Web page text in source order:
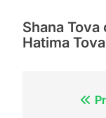
Shana
Hatima Tova